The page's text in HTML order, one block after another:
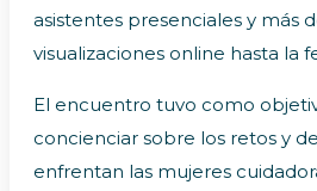
asistentes presenciales y más
visualizaciones online hasta la
El encuentro tuvo como
concienciar sobre los retos y
enfrentan las mujeres